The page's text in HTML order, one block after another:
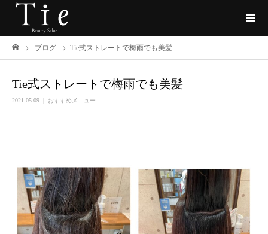
ブログ Tie式ストレートで梅雨でも美髪
Tie式ストレートで梅雨でも美髪
2021.05.09 おすすめメニュー